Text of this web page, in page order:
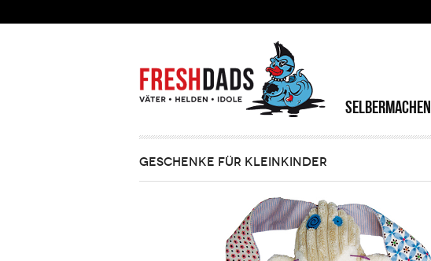
MAINMENU
SELBERMACHEN
GESCHENKE FÜR KLEINKINDER